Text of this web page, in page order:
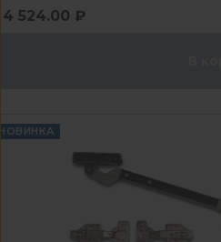
4 524.00 ₽